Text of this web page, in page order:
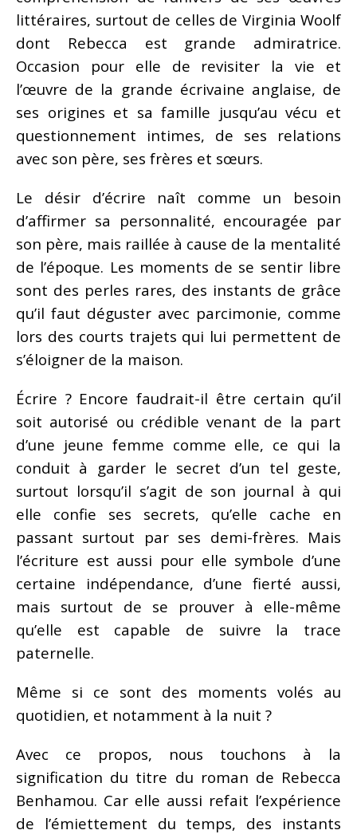
littéraires, surtout de celles de Virginia Woolf
dont Rebecca est grande admiratrice.
Occasion pour elle de revisiter la vie et
l’œuvre de la grande écrivaine anglaise, de
ses origines et sa famille jusqu’au vécu et
questionnement intimes, de ses relations
avec son père, ses frères et sœurs.
Le désir d’écrire naît comme un besoin
d’affirmer sa personnalité, encouragée par
son père, mais raillée à cause de la mentalité
de l’époque. Les moments de se sentir libre
sont des perles rares, des instants de grâce
qu’il faut déguster avec parcimonie, comme
lors des courts trajets qui lui permettent de
s’éloigner de la maison.
Écrire ? Encore faudrait-il être certain qu’il
soit autorisé ou crédible venant de la part
d’une jeune femme comme elle, ce qui la
conduit à garder le secret d’un tel geste,
surtout lorsqu’il s’agit de son journal à qui
elle confie ses secrets, qu’elle cache en
passant surtout par ses demi-frères. Mais
l’écriture est aussi pour elle symbole d’une
certaine indépendance, d’une fierté aussi,
mais surtout de se prouver à elle-même
qu’elle est capable de suivre la trace
paternelle.
Même si ce sont des moments volés au
quotidien, et notamment à la nuit ?
Avec ce propos, nous touchons à la
signification du titre du roman de Rebecca
Benhamou. Car elle aussi refait l’expérience
de l’émiettement du temps, des instants